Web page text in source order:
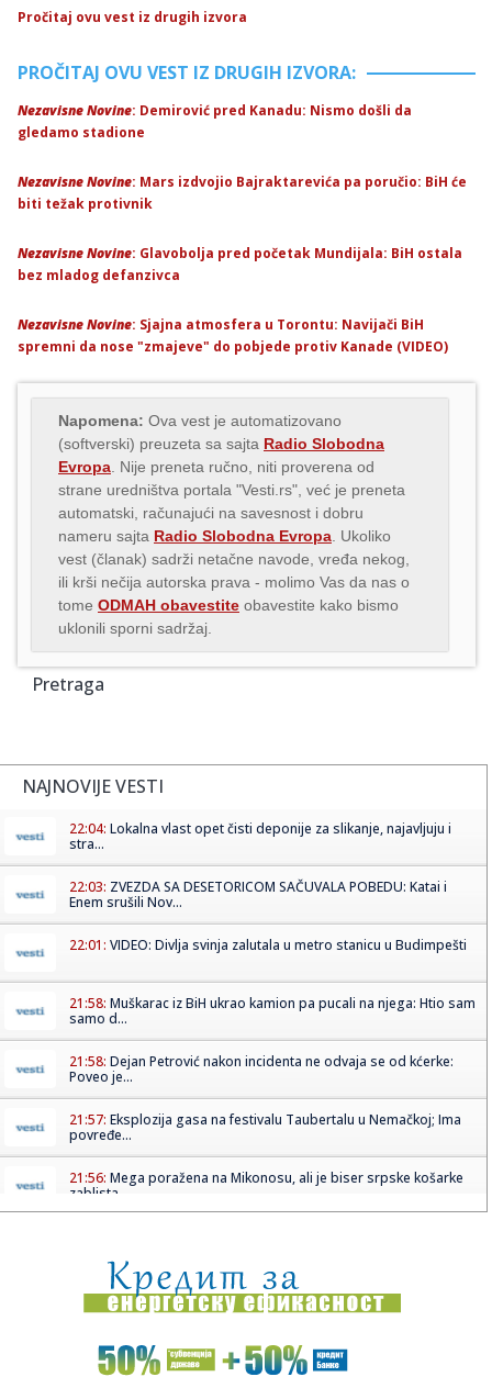
Pročitaj ovu vest iz drugih izvora
PROČITAJ OVU VEST IZ DRUGIH IZVORA:
Nezavisne Novine: Demirović pred Kanadu: Nismo došli da
gledamo stadione
Nezavisne Novine: Mars izdvojio Bajraktarevića pa poručio: BiH će
biti težak protivnik
Nezavisne Novine: Glavobolja pred početak Mundijala: BiH ostala
bez mladog defanzivca
Nezavisne Novine: Sjajna atmosfera u Torontu: Navijači BiH
spremni da nose "zmajeve" do pobjede protiv Kanade (VIDEO)
Napomena: Ova vest je automatizovano
(softverski) preuzeta sa sajta Radio Slobodna
Evropa . Nije preneta ručno, niti proverena od
strane uredništva portala "Vesti.rs", već je preneta
automatski, računajući na savesnost i dobru
nameru sajta Radio Slobodna Evropa . Ukoliko
vest (članak) sadrži netačne navode, vređa nekog,
ili krši nečija autorska prava - molimo Vas da nas o
tome ODMAH obavestite obavestite kako bismo
uklonili sporni sadržaj.
Pretraga
NAJNOVIJE VESTI
22:04: Lokalna vlast opet čisti deponije za slikanje, najavljuju i
stra...
22:03: ZVEZDA SA DESETORICOM SAČUVALA POBEDU: Katai i
Enem srušili Nov...
22:01: VIDEO: Divlja svinja zalutala u metro stanicu u Budimpešti
21:58: Muškarac iz BiH ukrao kamion pa pucali na njega: Htio sam
samo d...
21:58: Dejan Petrović nakon incidenta ne odvaja se od kćerke:
Poveo je...
21:57: Eksplozija gasa na festivalu Taubertalu u Nemačkoj; Ima
povređe...
21:56: Mega poražena na Mikonosu, ali je biser srpske košarke
zablista...
21:52:Visoke temperature dodatno opterećuju gume: Evo kada
vožnja mo...
21:52:Iran poslao važnu poruku Americi! Vens otkrio šta je
Teheran ob...